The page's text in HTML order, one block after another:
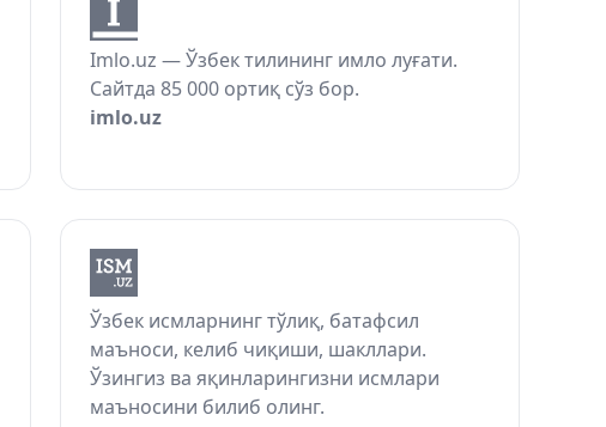
Imlo.uz — Ўзбек тилининг имло луғати.
Сайтда 85 000 ортиқ сўз бор.
imlo.uz
Ўзбек исмларнинг тўлиқ, батафсил
маъноси, келиб чиқиши, шакллари.
Ўзингиз ва яқинларингизни исмлари
маъносини билиб олинг.